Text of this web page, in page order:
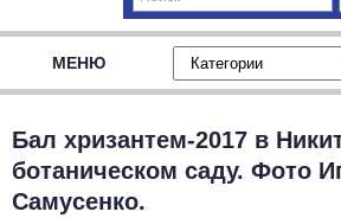
МЕНЮ
Бал хризантем-2017 в
ботаническом саду. Фото
Самусенко.